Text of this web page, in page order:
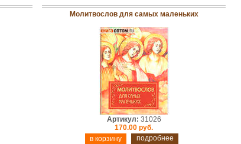
Молитвослов для самых маленьких
Артикул: 31026
170.00 руб.
подробнее